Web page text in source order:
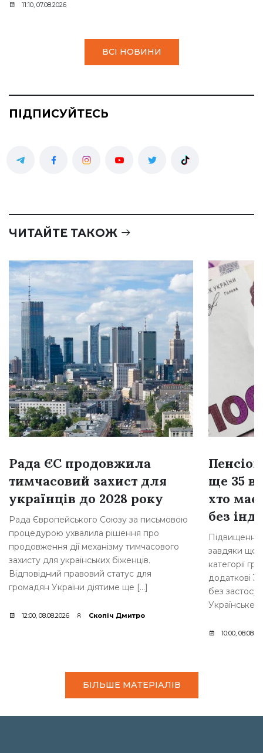
11:10, 07.08.2026
ВСІ НОВИНИ
ПІДПИСУЙТЕСЬ
ЧИТАЙТЕ ТАКОЖ
Рада ЄС продовжила
тимчасовий захист для
українців до 2028 року
Рада Європейського Союзу за письмовою
процедурою ухвалила рішення про
продовження дії механізму тимчасового
захисту для українських біженців.
Відповідний правовий статус для
громадян України діятиме ще […]
12:00, 08.08.2026 Скопіч Дмитро
ще 35
хто
без
Підвищення
завдяки
категорії
додаткові
без
Українське
10:00,
БІЛЬШЕ МАТЕРІАЛІВ